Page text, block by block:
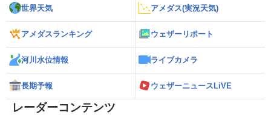
世界天気 アメダス(実況天気)
アメダスランキング ウェザーリポート
河川水位情報 ライブカメラ
長期予報 ウェザーニュースLiVE
レーダーコンテンツ